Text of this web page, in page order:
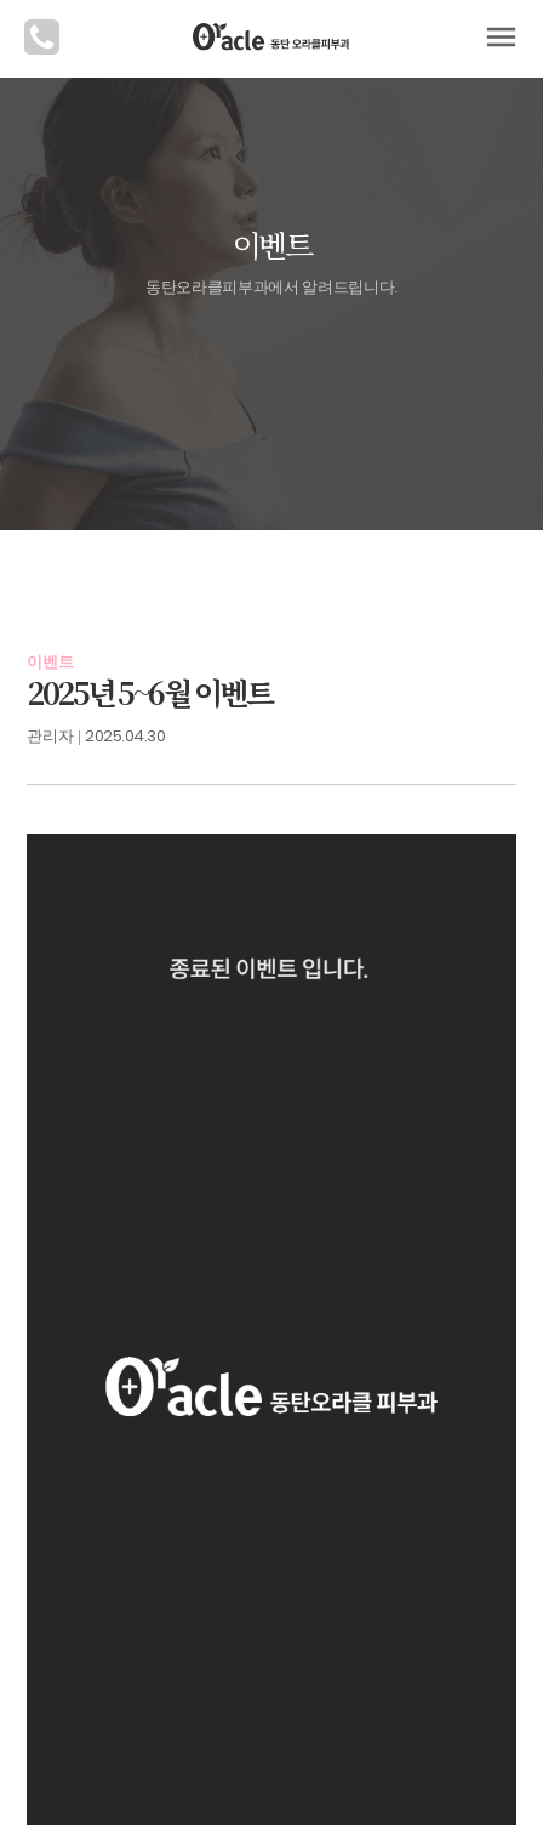
menu
이벤트
동탄오라클피부과에서 알려드립니다.
이벤트
2025년 5~6월 이벤트
관리자 |2025.04.30